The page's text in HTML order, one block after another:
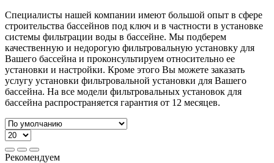
Специалисты нашей компании имеют большой опыт в сфере
строительства бассейнов под ключ и в частности в установке
системы фильтрации воды в бассейне. Мы подберем
качественную и недорогую фильтровальную установку для
Вашего бассейна и проконсультируем относительно ее
установки и настройки. Кроме этого Вы можете заказать
услугу установки фильтровальной установки для Вашего
бассейна. На все модели фильтровальных установок для
бассейна распространяется гарантия от 12 месяцев.
Рекомендуем